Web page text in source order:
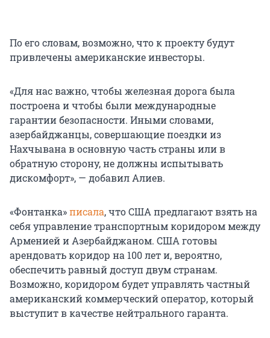
По его словам, возможно, что к проекту будут
привлечены американские инвесторы.
«Для нас важно, чтобы железная дорога была
построена и чтобы были международные
гарантии безопасности. Иными словами,
азербайджанцы, совершающие поездки из
Нахчывана в основную часть страны или в
обратную сторону, не должны испытывать
дискомфорт», — добавил Алиев.
«Фонтанка»писала, что США предлагают взять на
себя управление транспортным коридором между
Арменией и Азербайджаном. США готовы
арендовать коридор на 100 лет и, вероятно,
обеспечить равный доступ двум странам.
Возможно, коридором будет управлять частный
американский коммерческий оператор, который
выступит в качестве нейтрального гаранта.